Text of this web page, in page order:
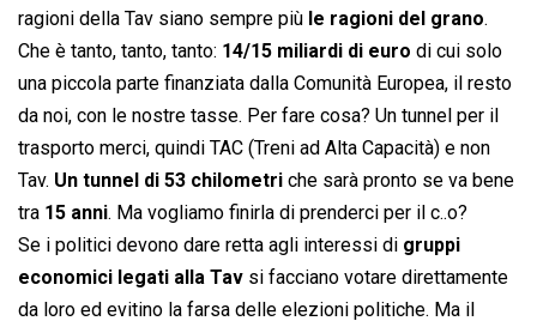
ragioni della Tav siano sempre più le ragioni del grano.
Che è tanto, tanto, tanto: 14/15 miliardi di euro di cui solo
una piccola parte finanziata dalla Comunità Europea, il resto
da noi, con le nostre tasse. Per fare cosa? Un tunnel per il
trasporto merci, quindi TAC (Treni ad Alta Capacità) e non
Tav. Un tunnel di 53 chilometri che sarà pronto se va bene
tra 15 anni. Ma vogliamo finirla di prenderci per il c..o?
Se i politici devono dare retta agli interessi di gruppi
economici legati alla Tav si facciano votare direttamente
da loro ed evitino la farsa delle elezioni politiche. Ma il